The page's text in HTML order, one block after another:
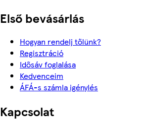
Első bevásárlás
Hogyan rendelj tőlünk?
Regisztráció
Idősáv foglalása
Kedvenceim
ÁFÁ-s számla igénylés
Kapcsolat